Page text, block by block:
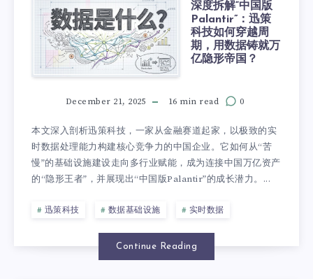
深度拆解“中国版
Palantir”：迅策
科技如何穿越周
期，用数据铸就万
亿隐形帝国？
December 21, 2025 16 min read 0
本文深入剖析迅策科技，一家从金融赛道起家，以极致的实
时数据处理能力构建核心竞争力的中国企业。它如何从“苦
慢”的基础设施建设走向多行业赋能，成为连接中国万亿资产
的“隐形王者”，并展现出“中国版Palantir”的成长潜力。...
迅策科技 数据基础设施 实时数据
Continue Reading